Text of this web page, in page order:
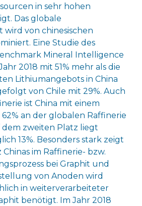
in sehr hohen
Das globale
wird von chinesischen
Eine Studie des
Mineral Intelligence
2018 mit 51% mehr als die
Lithiumangebots in China
von Chile mit 29%. Auch
ist China mit einem
an der globalen Raffinerie
zweiten Platz liegt
13%. Besonders stark zeigt
im Raffinerie- bzw.
bei Graphit und
von Anoden wird
in weiterverarbeiteter
benötigt. Im Jahr 2018